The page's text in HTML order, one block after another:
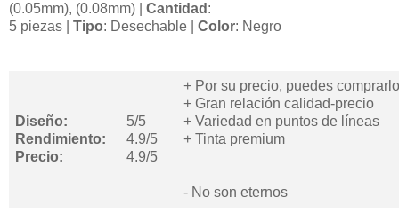
(0.05mm), (0.08mm)
Cantidad :
5 piezas Tipo: Desechable Color: Negro
Diseño:
Rendimiento:
Precio:
5/5
4.9/5
4.9/5
+ Por su precio, puedes
+ Gran relación calidad-precio
+ Variedad en puntos de líneas
+ Tinta premium
- No son eternos